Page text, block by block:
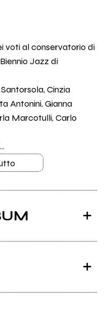
voti al conservatorio di
Jazz di
Cinzia
Antonini, Gianna
Marcotulli, Carlo